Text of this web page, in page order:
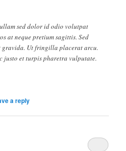
sed dolor id odio volutpat
at neque pretium sagittis. Sed
gravida. Ut fringilla placerat arcu.
justo et turpis pharetra vulputate.
a reply